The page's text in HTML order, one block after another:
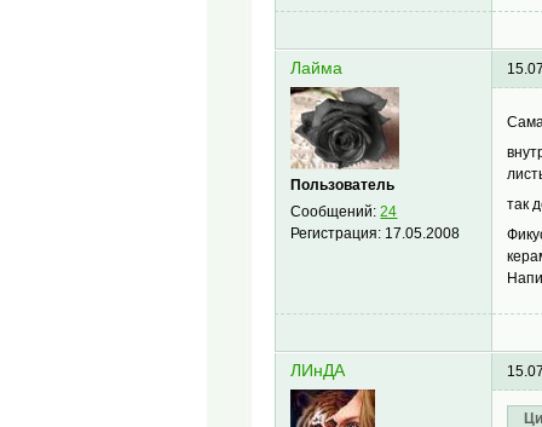
Лайма
Пользователь
Сообщений:24
Регистрация: 17.05.2008
так
ЛИнДА